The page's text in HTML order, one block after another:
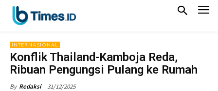
INTERNASIONAL
Konflik Thailand-Kamboja Reda,
Ribuan Pengungsi Pulang ke Rumah
By Redaksi 31/12/2025